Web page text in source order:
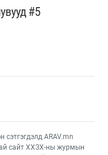
#5
ARAV.mn
сайт ХХЗХ-ны журмын